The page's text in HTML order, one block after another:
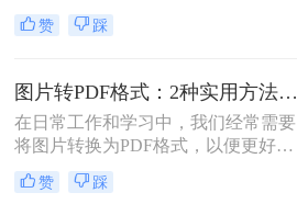
或存档。那么图片如何转换成pdf呢？
本文将介绍几种将图片转换成PDF的
换方式。
赞 踩
图片转PDF格式：2种实用方法的关键参数和输出质量对比！
在日常工作和学习中，我们经常需要
将图片转换为PDF格式，以便更好地
保存、分享和打印。那么如何将图片
转换为pdf格式呢？本文将介绍两种将
赞 踩